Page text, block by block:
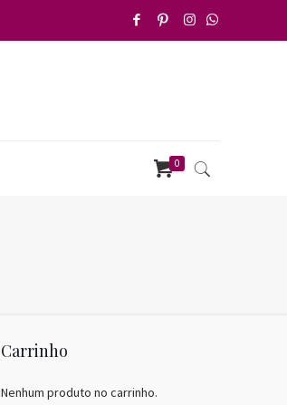
0
Carrinho
Nenhum produto no carrinho.